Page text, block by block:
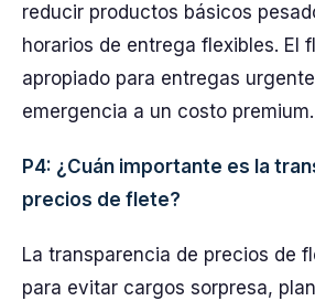
reducir productos básicos
horarios de entrega flexibles. El
apropiado para entregas
emergencia a un costo premium.
P4: ¿Cuán importante es la
precios de flete?
La transparencia de precios de
para evitar cargos sorpresa,